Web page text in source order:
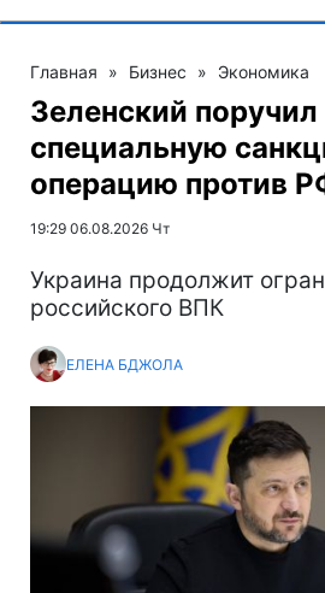
Главная » Бизнес » Экономика
Зеленский поручил
специальную
операцию против
19:29 06.08.2026 Чт
Украина продолжит
российского ВПК
ЕЛЕНА БДЖОЛА